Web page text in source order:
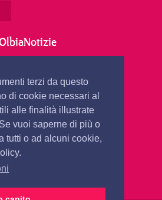
terzi da questo
di cookie necessari al
alle finalità illustrate
vuoi saperne di più o
tutti o ad alcuni cookie,